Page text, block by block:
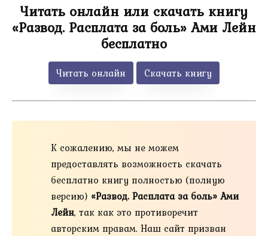
Читать онлайн или скачать книгу
«Развод. Расплата за боль» Ами Лейн
бесплатно
Читать онлайн Скачать книгу
К сожалению, мы не можем
предоставлять возможность скачать
бесплатно книгу полностью (полную
версию) «Развод. Расплата за боль» Ами
Лейн, так как это противоречит
авторским правам. Наш сайт призван